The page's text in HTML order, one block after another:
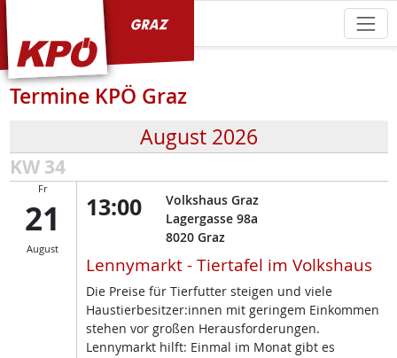
Termine KPÖ Graz
August 2026
KW 34
Fr
21
August
13:00
Volkshaus Graz
Lagergasse 98a
8020 Graz
Lennymarkt - Tiertafel im Volkshaus
Die Preise für Tierfutter steigen und viele
Haustierbesitzer:innen mit geringem Einkommen
stehen vor großen Herausforderungen.
Lennymarkt hilft: Einmal im Monat gibt es